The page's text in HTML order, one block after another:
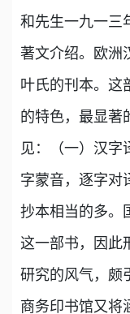
和先生一九一三
著文介绍。欧洲
叶氏的刊本。这
的特色，最显著
见：（一）汉字
字蒙音，逐字对
抄本相当的多。
这一部书，因此
研究的风气，颇
商务印书馆又将